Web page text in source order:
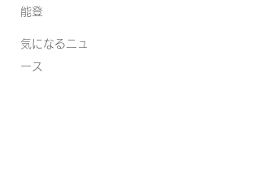
能登
気になるニュ
ース